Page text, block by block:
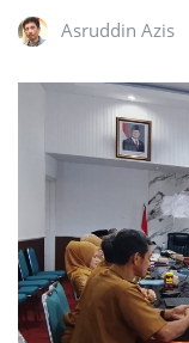
Asruddin Azis